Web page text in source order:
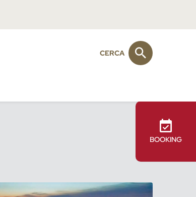
BOOKING
CERCA